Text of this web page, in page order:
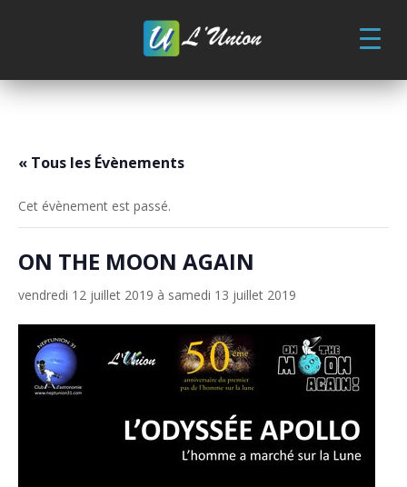
« Tous les Évènements
Cet évènement est passé.
ON THE MOON AGAIN
vendredi 12 juillet 2019 à samedi 13 juillet 2019